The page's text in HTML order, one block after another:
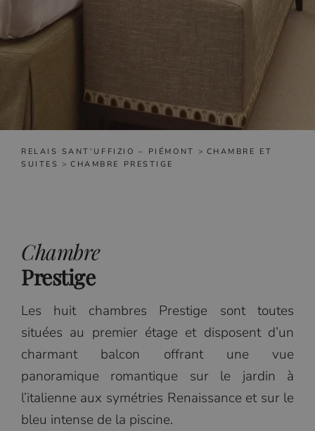
RELAIS SANT’UFFIZIO – PIÉMONT > CHAMBRE ET
SUITES > CHAMBRE PRESTIGE
Chambre
Prestige
Les huit chambres Prestige sont toutes
situées au premier étage et disposent d’un
charmant balcon offrant une vue
panoramique romantique sur le jardin à
l’italienne aux symétries Renaissance et sur le
bleu intense de la piscine.